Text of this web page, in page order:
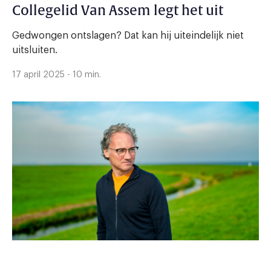
Collegelid Van Assem legt het uit
Gedwongen ontslagen? Dat kan hij uiteindelijk niet
uitsluiten.
17 april 2025 - 10 min.